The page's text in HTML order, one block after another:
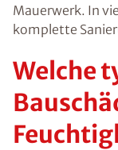
Mauerwerk. In
komplette
Welche